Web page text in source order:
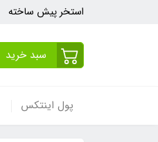
استخر پیش ساخته
سبد خرید
پول اینتکس